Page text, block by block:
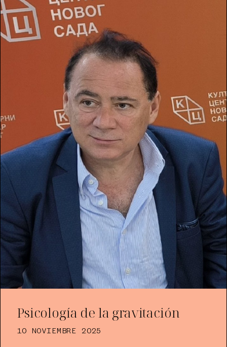
Psicología de la gravitación
10 NOVIEMBRE 2025